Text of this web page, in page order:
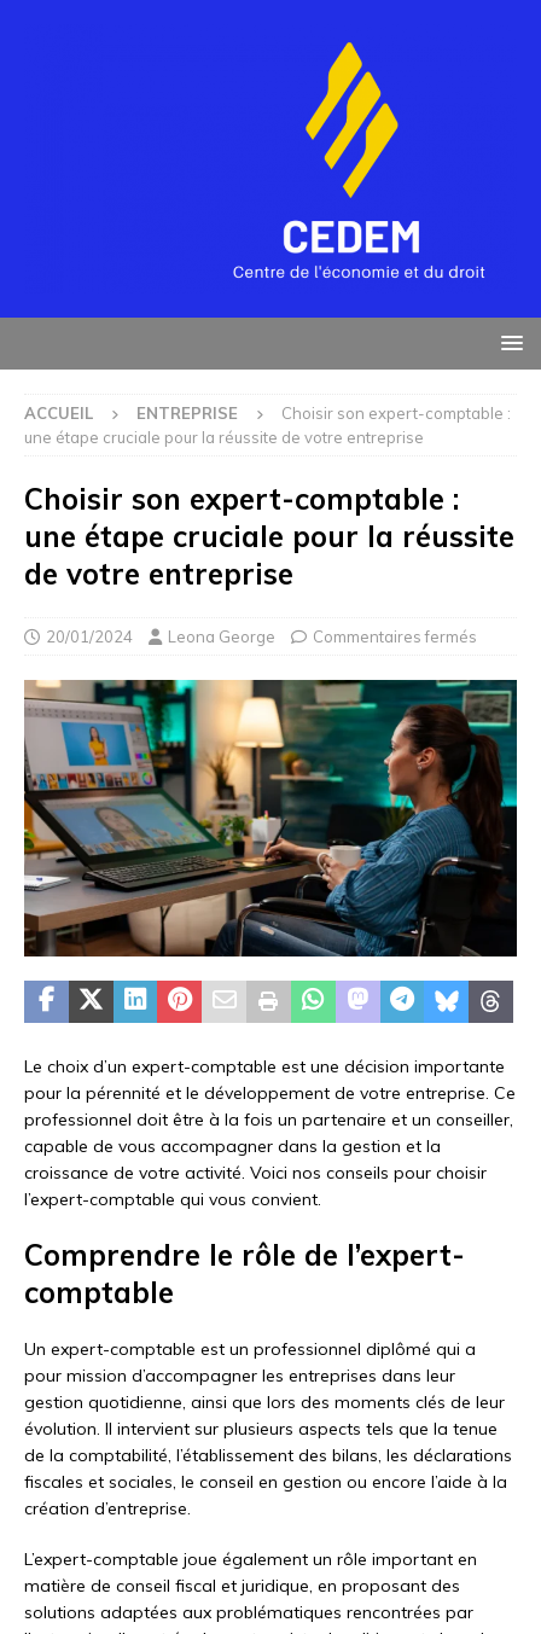
ACCUEIL ENTREPRISE
Choisir son expert-comptable :
une étape cruciale pour la réussite de votre entreprise
Choisir son expert-comptable :
une étape cruciale pour la réussite
de votre entreprise
20/01/2024 Leona George Commentaires fermés
Le choix d’un expert-comptable est une décision importante
pour la pérennité et le développement de votre entreprise. Ce
professionnel doit être à la fois un partenaire et un conseiller,
capable de vous accompagner dans la gestion et la
croissance de votre activité. Voici nos conseils pour choisir
l’expert-comptable qui vous convient.
Comprendre le rôle de l’expert-
comptable
Un expert-comptable est un professionnel diplômé qui a
pour mission d’accompagner les entreprises dans leur
gestion quotidienne, ainsi que lors des moments clés de leur
évolution. Il intervient sur plusieurs aspects tels que la tenue
de la comptabilité, l’établissement des bilans, les déclarations
fiscales et sociales, le conseil en gestion ou encore l’aide à la
création d’entreprise.
L’expert-comptable joue également un rôle important en
matière de conseil fiscal et juridique, en proposant des
solutions adaptées aux problématiques rencontrées par